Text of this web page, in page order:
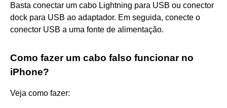
Basta conectar um cabo Lightning para USB ou conector
dock para USB ao adaptador. Em seguida, conecte o
conector USB a uma fonte de alimentação.
Como fazer um cabo falso funcionar no
iPhone?
Veja como fazer: